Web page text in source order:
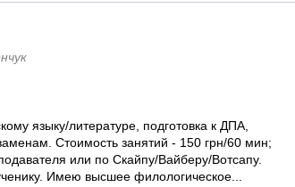
языку/литературе, подготовка к ДПА,
Стоимость занятий - 150 грн/60 мин;
или по Скайпу/Вайберу/Вотсапу.
Имею высшее филологическое...